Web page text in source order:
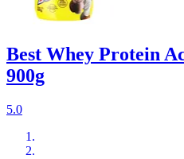
Best Whey Protein
900g
5.0